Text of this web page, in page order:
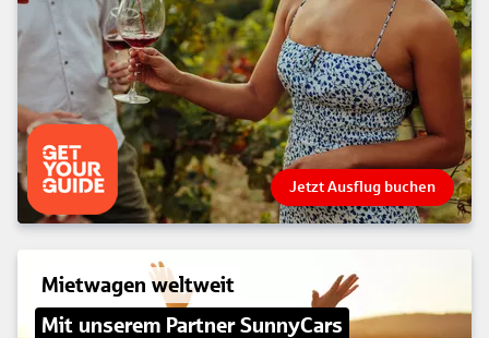
Jetzt Ausflug buchen
Mietwagen weltweit
Mit unserem Partner SunnyCars